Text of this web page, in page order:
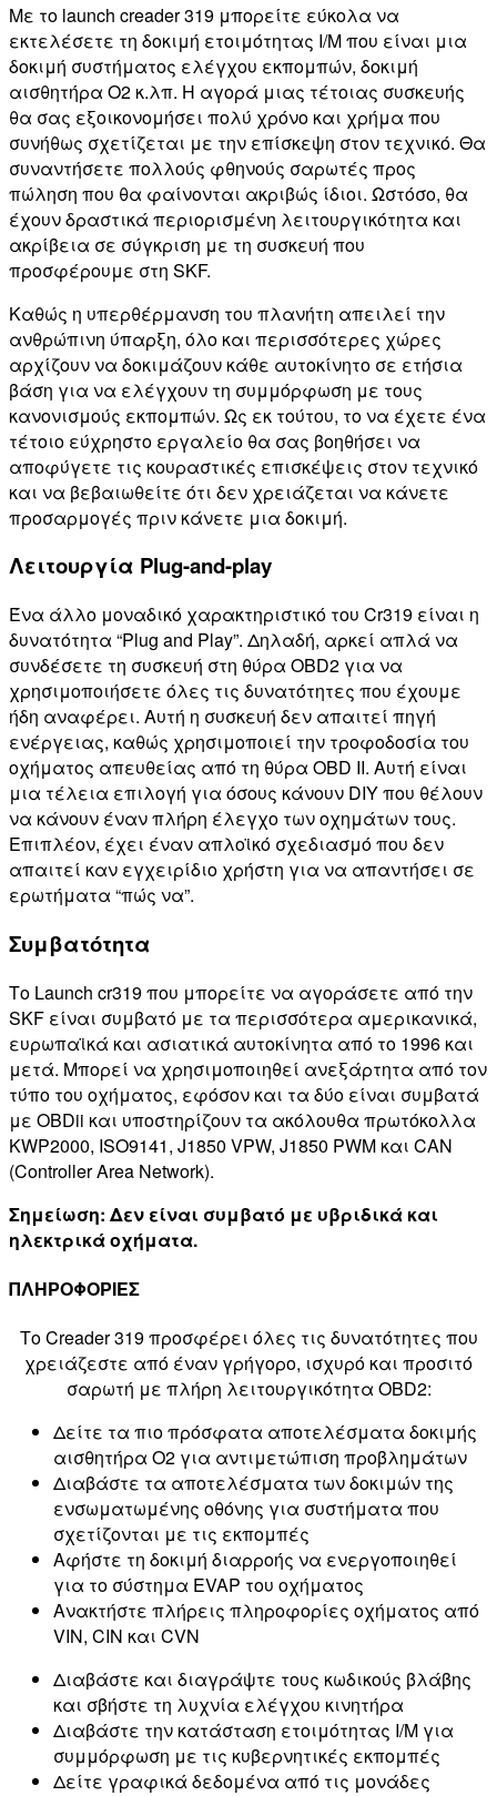
Με το launch creader 319 μπορείτε εύκολα να
εκτελέσετε τη δοκιμή ετοιμότητας I/M που είναι μια
δοκιμή συστήματος ελέγχου εκπομπών, δοκιμή
αισθητήρα O2 κ.λπ. Η αγορά μιας τέτοιας συσκευής
θα σας εξοικονομήσει πολύ χρόνο και χρήμα που
συνήθως σχετίζεται με την επίσκεψη στον τεχνικό. Θα
συναντήσετε πολλούς φθηνούς σαρωτές προς
πώληση που θα φαίνονται ακριβώς ίδιοι. Ωστόσο, θα
έχουν δραστικά περιορισμένη λειτουργικότητα και
ακρίβεια σε σύγκριση με τη συσκευή που
προσφέρουμε στη SKF.
Καθώς η υπερθέρμανση του πλανήτη απειλεί την
ανθρώπινη ύπαρξη, όλο και περισσότερες χώρες
αρχίζουν να δοκιμάζουν κάθε αυτοκίνητο σε ετήσια
βάση για να ελέγχουν τη συμμόρφωση με τους
κανονισμούς εκπομπών. Ως εκ τούτου, το να έχετε ένα
τέτοιο εύχρηστο εργαλείο θα σας βοηθήσει να
αποφύγετε τις κουραστικές επισκέψεις στον τεχνικό
και να βεβαιωθείτε ότι δεν χρειάζεται να κάνετε
προσαρμογές πριν κάνετε μια δοκιμή.
Λειτουργία Plug-and-play
Ένα άλλο μοναδικό χαρακτηριστικό του Cr319 είναι η
δυνατότητα “Plug and Play”. Δηλαδή, αρκεί απλά να
συνδέσετε τη συσκευή στη θύρα OBD2 για να
χρησιμοποιήσετε όλες τις δυνατότητες που έχουμε
ήδη αναφέρει. Αυτή η συσκευή δεν απαιτεί πηγή
ενέργειας, καθώς χρησιμοποιεί την τροφοδοσία του
οχήματος απευθείας από τη θύρα OBD II. Αυτή είναι
μια τέλεια επιλογή για όσους κάνουν DIY που θέλουν
να κάνουν έναν πλήρη έλεγχο των οχημάτων τους.
Επιπλέον, έχει έναν απλοϊκό σχεδιασμό που δεν
απαιτεί καν εγχειρίδιο χρήστη για να απαντήσει σε
ερωτήματα “πώς να”.
Συμβατότητα
Το Launch cr319 που μπορείτε να αγοράσετε από την
SKF είναι συμβατό με τα περισσότερα αμερικανικά,
ευρωπαϊκά και ασιατικά αυτοκίνητα από το 1996 και
μετά. Μπορεί να χρησιμοποιηθεί ανεξάρτητα από τον
τύπο του οχήματος, εφόσον και τα δύο είναι συμβατά
με OBDii και υποστηρίζουν τα ακόλουθα πρωτόκολλα
KWP2000, ISO9141, J1850 VPW, J1850 PWM και CAN
(Controller Area Network).
Σημείωση: Δεν είναι συμβατό με υβριδικά και
ηλεκτρικά οχήματα.
ΠΛΗΡΟΦΟΡΙΕΣ
Το Creader 319 προσφέρει όλες τις δυνατότητες που
χρειάζεστε από έναν γρήγορο, ισχυρό και προσιτό
σαρωτή με πλήρη λειτουργικότητα OBD2:
Δείτε τα πιο πρόσφατα αποτελέσματα δοκιμής
αισθητήρα O2 για αντιμετώπιση προβλημάτων
Διαβάστε τα αποτελέσματα των δοκιμών της
ενσωματωμένης οθόνης για συστήματα που
σχετίζονται με τις εκπομπές
Αφήστε τη δοκιμή διαρροής να ενεργοποιηθεί
για το σύστημα EVAP του οχήματος
Ανακτήστε πλήρεις πληροφορίες οχήματος από
VIN, CIN και CVN
Διαβάστε και διαγράψτε τους κωδικούς βλάβης
και σβήστε τη λυχνία ελέγχου κινητήρα
Διαβάστε την κατάσταση ετοιμότητας I/M για
συμμόρφωση με τις κυβερνητικές εκπομπές
Δείτε γραφικά δεδομένα από τις μονάδες